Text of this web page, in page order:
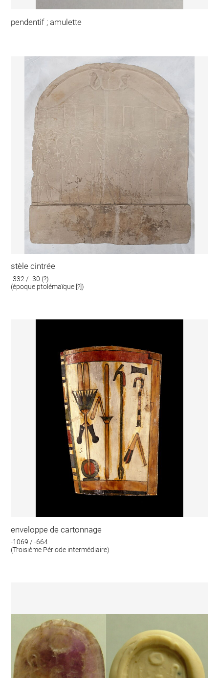
pendentif ; amulette
stèle cintrée
-332 / -30 (?)
(époque ptolémaïque [?])
enveloppe de cartonnage
-1069 / -664
(Troisième Période intermédiaire)